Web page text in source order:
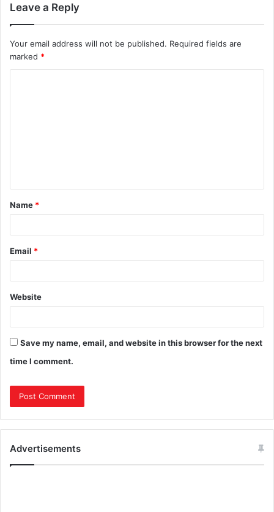
Leave a Reply
Your email address will not be published. Required fields are
marked *
Name *
Email *
Website
Save my name, email, and website in this browser for the next
time I comment.
Advertisements